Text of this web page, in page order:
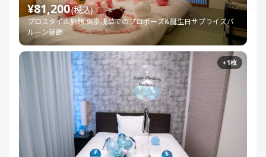
¥81,200(税込)
プロスタイル旅館 東京浅草でのプロポーズ&誕生日サプライズバ
ルーン装飾
+1枚